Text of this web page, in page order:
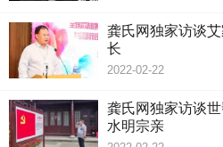
龚氏网独家访谈
长
2022-02-22
龚氏网独家访谈
水明宗亲